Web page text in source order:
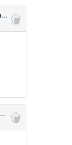
Додавання та віднімання
Обчислення з використанням пам’яті